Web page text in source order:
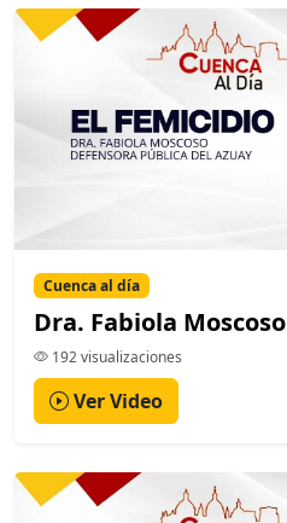
Cuenca al día
Dra. Fabiola Moscoso
192 visualizaciones
Ver Video